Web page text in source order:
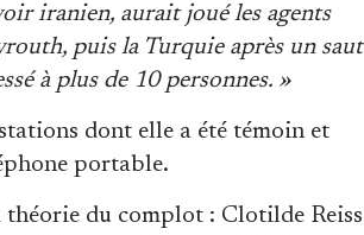
iranien, aurait joué les agents
puis la Turquie après un saut
à plus de 10 personnes. »
dont elle a été témoin et
portable.
théorie du complot : Clotilde Reiss